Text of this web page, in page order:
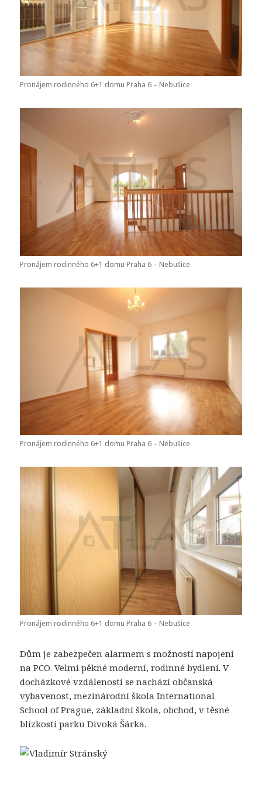
Pronájem rodinného 6+1 domu Praha 6 – Nebušice
Pronájem rodinného 6+1 domu Praha 6 – Nebušice
Pronájem rodinného 6+1 domu Praha 6 – Nebušice
Pronájem rodinného 6+1 domu Praha 6 – Nebušice
Dům je zabezpečen alarmem s možností napojení
na PCO. Velmi pěkné moderní, rodinné bydlení. V
docházkové vzdálenosti se nachází občanská
vybavenost, mezinárodní škola International
School of Prague, základní škola, obchod, v těsné
blízkosti parku Divoká Šárka.